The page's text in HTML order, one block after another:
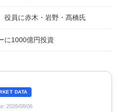
員に赤木・岩野・髙橋氏
1000億円投資
DATA
2026/08/06